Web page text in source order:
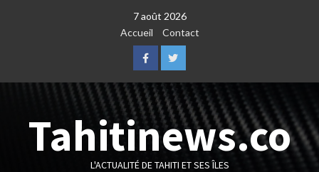
7 août 2026
Accueil
Contact
FacebookTwitter
Tahitinews.co
L'ACTUALITÉ DE TAHITI ET SES ÎLES